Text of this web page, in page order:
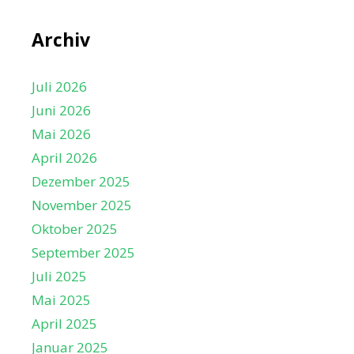
Archiv
Juli 2026
Juni 2026
Mai 2026
April 2026
Dezember 2025
November 2025
Oktober 2025
September 2025
Juli 2025
Mai 2025
April 2025
Januar 2025